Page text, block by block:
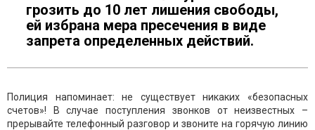
грозить до 10 лет лишения свободы,
ей избрана мера пресечения в виде
запрета определенных действий.
Полиция напоминает: не существует никаких «безопасных
счетов»! В случае поступления звонков от неизвестных –
прерывайте телефонный разговор и звоните на горячую линию